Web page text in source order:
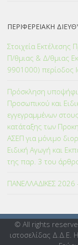
ΠΕΡΙΦΕΡΕΙΑΚΗ
Στοιχεία
Π/θμιας & Δ/θμιας
9901000) περίοδος
Πρόσκληση
Προσωπικού και
εγγεγραμμένων
κατάταξης των
ΑΣΕΠ για μόνιμο
Ειδική Αγωγή και
της παρ. 3 του
ΠΑΝΕΛΛΑΔΙΚΕΣ 2026
© All rights
ιστοσελίδας Δ.Δ.Ε.